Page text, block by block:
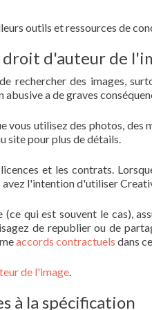
outils et ressources de
d'auteur de
rechercher des images,
abusive a de graves
vous utilisez des photos, des
site pour plus de détails.
et les contrats.
l'intention d'utiliser
(ce qui est souvent le cas),
de republier ou de
accords contractuels dans
de l'image.
à la spécification